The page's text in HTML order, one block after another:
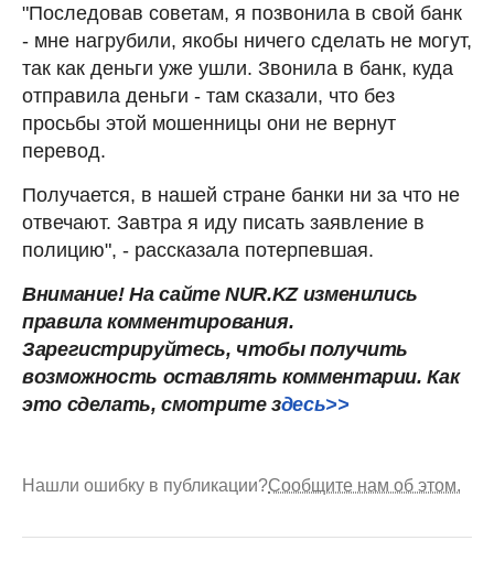
"Последовав советам, я позвонила в свой банк
- мне нагрубили, якобы ничего сделать не могут,
так как деньги уже ушли. Звонила в банк, куда
отправила деньги - там сказали, что без
просьбы этой мошенницы они не вернут
перевод.
Получается, в нашей стране банки ни за что не
отвечают. Завтра я иду писать заявление в
полицию", - рассказала потерпевшая.
Внимание! На сайте NUR.KZ изменились
правила комментирования.
Зарегистрируйтесь, чтобы получить
возможность оставлять комментарии. Как
это сделать, смотрите здесь>>
Нашли ошибку в публикации?Сообщите нам об этом.